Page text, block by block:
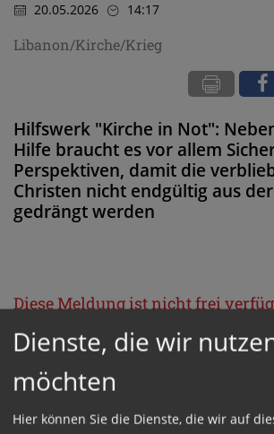
20.05.2026 14:17
Libanon/Kirche/Krieg
Hilfswerk "Kirche in Not":
Hilfe braucht es vor allem
Perspektiven, damit die
Christen nicht endgültig aus
gedrängt werden
Diese Meldung ist nicht frei
loggen Sie sich ein, oder bestellen
ProduktKathpress_online.
GESCHÜTZTER BEREICH
Dienste, die wir
möchten
Hier können Sie die Dienste, die wir auf